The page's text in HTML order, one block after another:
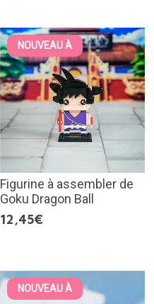
NOUVEAU À
Figurine à assembler de
Goku Dragon Ball
12,45€
NOUVEAU À